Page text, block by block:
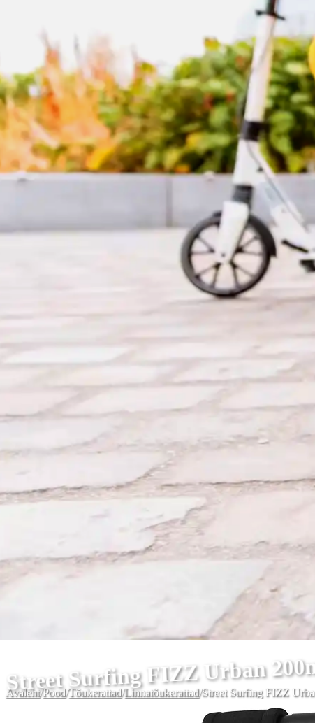
Street Surfing FIZZ Urban
Avaleht/Pood/Tõukerattad/Linnatõukerattad/Street Surfing FIZZ